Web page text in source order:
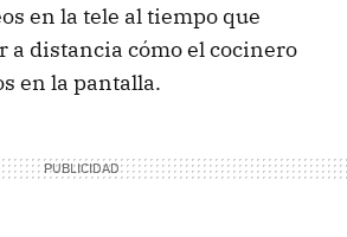
en la tele al tiempo que
a distancia cómo el cocinero
en la pantalla.